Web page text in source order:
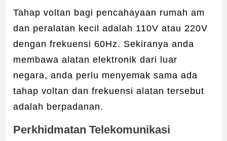
Tahap voltan bagi pencahayaan rumah am
dan peralatan kecil adalah 110V atau 220V
dengan frekuensi 60Hz. Sekiranya anda
membawa alatan elektronik dari luar
negara, anda perlu menyemak sama ada
tahap voltan dan frekuensi alatan tersebut
adalah berpadanan.
Perkhidmatan Telekomunikasi